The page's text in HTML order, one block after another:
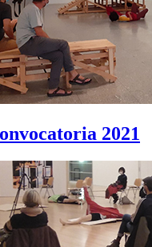
2021